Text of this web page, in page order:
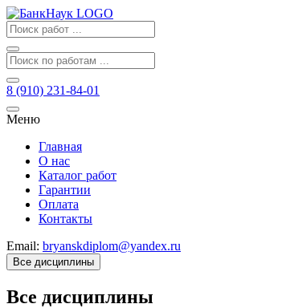
8 (910) 231-84-01
Меню
Главная
О нас
Каталог работ
Гарантии
Оплата
Контакты
Email: bryanskdiplom@yandex.ru
Все дисциплины
Все дисциплины